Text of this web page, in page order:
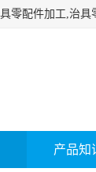
产品知